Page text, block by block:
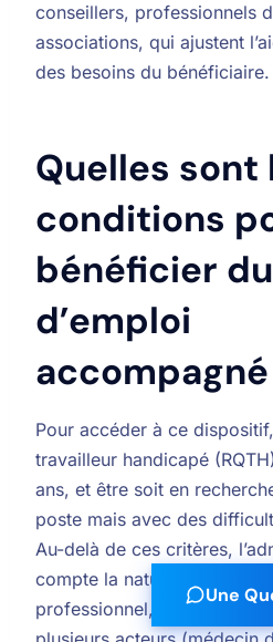
conseillers, professionnels
associations, qui ajustent
des besoins du bénéficiaire.
Quelles sont
conditions
bénéficier
d’emploi
accompagné
Pour accéder à ce
travailleur handicapé
ans, et être soit en
poste mais avec des
Au-delà de ces critères,
compte la nature du
professionnel, et un
Une